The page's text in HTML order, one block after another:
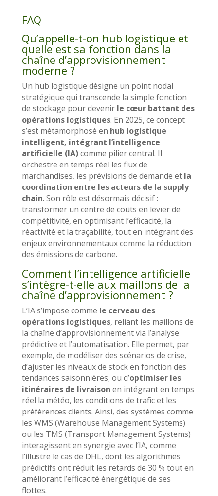
FAQ
Qu’appelle-t-on hub logistique et
quelle est sa fonction dans la
chaîne d’approvisionnement
moderne ?
Un hub logistique désigne un point nodal
stratégique qui transcende la simple fonction
de stockage pour devenir le cœur battant des
opérations logistiques. En 2025, ce concept
s’est métamorphosé en hub logistique
intelligent, intégrant l’intelligence
artificielle (IA)comme pilier central. Il
orchestre en temps réel les flux de
marchandises, les prévisions de demande et la
coordination entre les acteurs de la supply
chain. Son rôle est désormais décisif :
transformer un centre de coûts en levier de
compétitivité, en optimisant l’efficacité, la
réactivité et la traçabilité, tout en intégrant des
enjeux environnementaux comme la réduction
des émissions de carbone.
Comment l’intelligence artificielle
s’intègre-t-elle aux maillons de la
chaîne d’approvisionnement ?
L’IA s’impose comme le cerveau des
opérations logistiques, reliant les maillons de
la chaîne d’approvisionnement via l’analyse
prédictive et l’automatisation. Elle permet, par
exemple, de modéliser des scénarios de crise,
d’ajuster les niveaux de stock en fonction des
tendances saisonnières, ou d’optimiser les
itinéraires de livraison en intégrant en temps
réel la météo, les conditions de trafic et les
préférences clients. Ainsi, des systèmes comme
les WMS (Warehouse Management Systems)
ou les TMS (Transport Management Systems)
interagissent en synergie avec l’IA, comme
l’illustre le cas de DHL, dont les algorithmes
prédictifs ont réduit les retards de 30 % tout en
améliorant l’efficacité énergétique de ses
flottes.